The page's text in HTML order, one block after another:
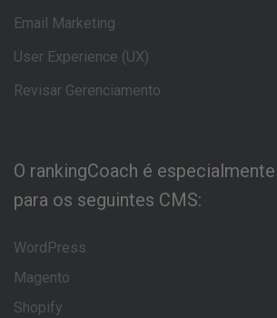
Email Marketing
User Experience (UX)
Revisar Gerenciamento
O rankingCoach é
para os seguintes CMS:
WordPress
Magento
Shopify